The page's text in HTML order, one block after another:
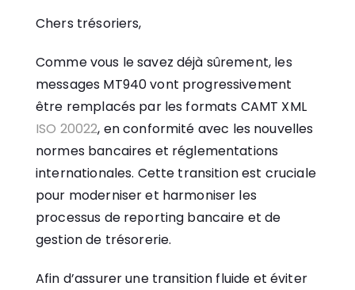
Chers trésoriers,
Comme vous le savez déjà sûrement, les
messages MT940 vont progressivement
être remplacés par les formats CAMT XML
ISO 20022, en conformité avec les nouvelles
normes bancaires et réglementations
internationales. Cette transition est cruciale
pour moderniser et harmoniser les
processus de reporting bancaire et de
gestion de trésorerie.
Afin d’assurer une transition fluide et éviter